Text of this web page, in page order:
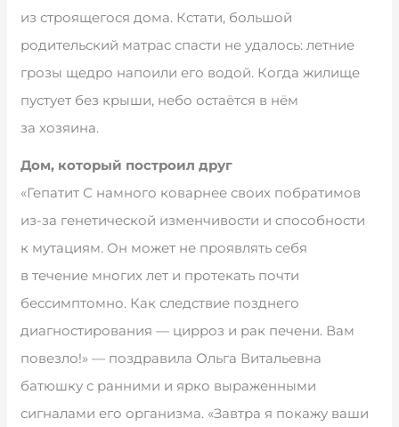
из строящегося дома. Кстати, большой
родительский матрас спасти не удалось: летние
грозы щедро напоили его водой. Когда жилище
пустует без крыши, небо остаётся в нём
за хозяина.
Дом, который построил друг
«Гепатит С намного коварнее своих побратимов
из-за генетической изменчивости и способности
к мутациям. Он может не проявлять себя
в течение многих лет и протекать почти
бессимптомно. Как следствие позднего
диагностирования — цирроз и рак печени. Вам
повезло!» — поздравила Ольга Витальевна
батюшку с ранними и ярко выраженными
сигналами его организма. «Завтра я покажу ваши